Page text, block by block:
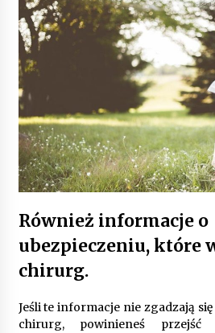
Jak wybrać idealny
zakupowy
11 miesięcy ago
Nowoczesne
dopasowane do
12 miesięcy ago
Gruntowa czy
wybrać do
1 rok ago
Również informacje o
ubezpieczeniu, które
chirurg.
Jeśli te informacje nie zgadzają
chirurg, powinieneś przejść